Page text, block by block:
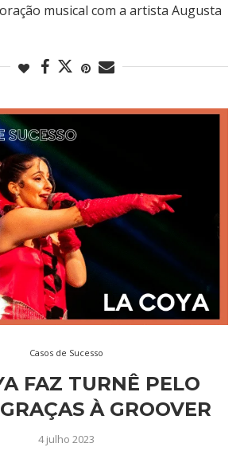
musical com a artista Augusta
Casos de Sucesso
FAZ TURNÊ PELO
À GROOVER
4 julho 2023